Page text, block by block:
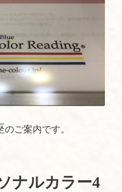
のご案内です。
ナルカラー4